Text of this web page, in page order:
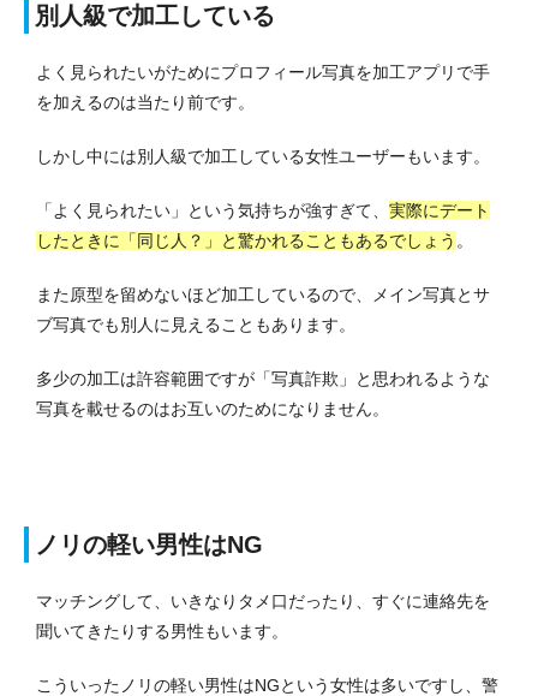
別人級で加工している
よく見られたいがためにプロフィール写真を加工アプリで手
を加えるのは当たり前です。
しかし中には別人級で加工している女性ユーザーもいます。
「よく見られたい」という気持ちが強すぎて、 実際にデート
したときに「同じ人？」と驚かれることもあるでしょう 。
また原型を留めないほど加工しているので、メイン写真とサ
ブ写真でも別人に見えることもあります。
多少の加工は許容範囲ですが「写真詐欺」と思われるような
写真を載せるのはお互いのためになりません。
ノリの軽い男性はNG
マッチングして、いきなりタメ口だったり、すぐに連絡先を
聞いてきたりする男性もいます。
こういったノリの軽い男性はNGという女性は多いですし、警